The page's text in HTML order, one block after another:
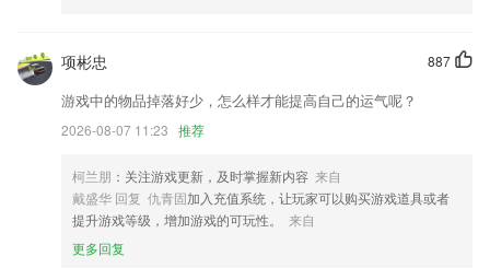
多个功能升级和细节优化，给您更好的使用体验~
为用户提供更好的体验。
个别图片查看大图时旋转方向错误的问题
改善港澳台用户购票体验
修复播放器兼容性
联系我们
以上就是彩民福地k彩app下载的介绍，如果您喜欢这款软件，您可以到
887
项彬忠
游戏中的物品掉落好少，怎么样才能提高自己的运气呢？
2026-08-07 11:23 推荐
柯兰朋 ：关注游戏更新，及时掌握新内容 来自
戴盛华 回复 仇青固加入充值系统，让玩家可以购买游戏道具或者
提升游戏等级，增加游戏的可玩性。
来自
更多回复